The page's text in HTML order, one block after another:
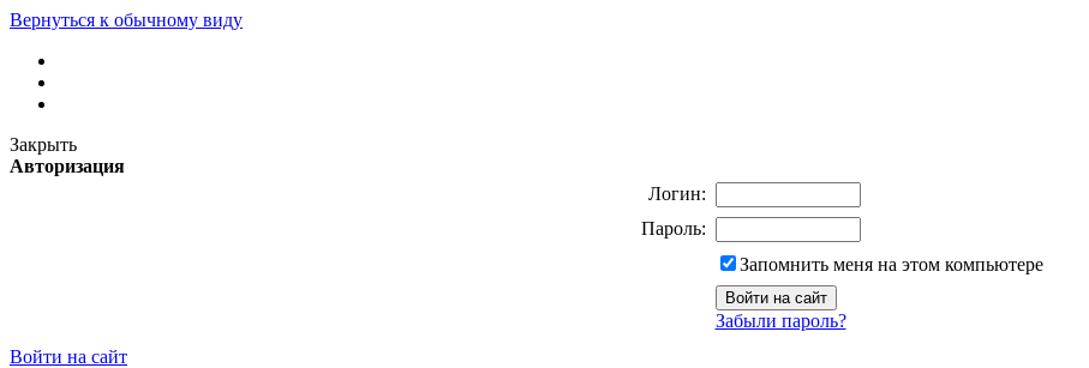
Вернуться к обычному виду
Закрыть
Авторизация
Логин:
Пароль:
Запомнить меня на этом компьютере
Забыли пароль?
Войти на сайт